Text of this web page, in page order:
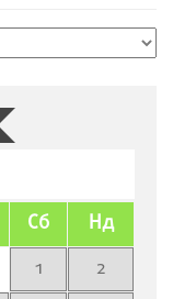
Сб Нд
1
2